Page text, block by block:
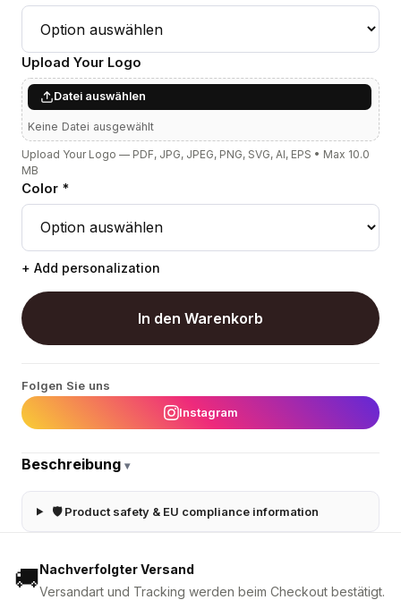
Upload Your Logo
Datei auswählen
Keine Datei ausgewählt
Upload Your Logo — PDF, JPG, JPEG, PNG, SVG, AI, EPS • Max 10.0
MB
Color *
+ Add personalization
In den Warenkorb
Folgen Sie uns
Instagram
Beschreibung ▾
🛡 Product safety & EU compliance information
🚚Nachverfolgter Versand
Versandart und Tracking werden beim Checkout bestätigt.